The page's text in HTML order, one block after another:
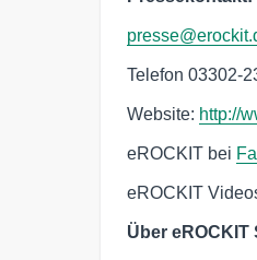
Telefon 03302-
Website: http://
eROCKIT bei
eROCKIT
Über eROCKIT